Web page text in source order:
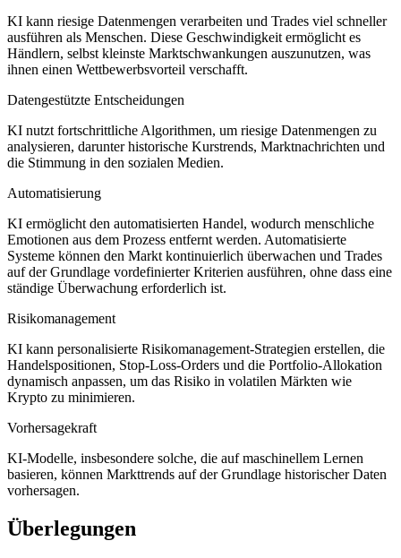
KI kann riesige Datenmengen verarbeiten und Trades viel schneller
ausführen als Menschen. Diese Geschwindigkeit ermöglicht es
Händlern, selbst kleinste Marktschwankungen auszunutzen, was
ihnen einen Wettbewerbsvorteil verschafft.
Datengestützte Entscheidungen
KI nutzt fortschrittliche Algorithmen, um riesige Datenmengen zu
analysieren, darunter historische Kurstrends, Marktnachrichten und
die Stimmung in den sozialen Medien.
Automatisierung
KI ermöglicht den automatisierten Handel, wodurch menschliche
Emotionen aus dem Prozess entfernt werden. Automatisierte
Systeme können den Markt kontinuierlich überwachen und Trades
auf der Grundlage vordefinierter Kriterien ausführen, ohne dass eine
ständige Überwachung erforderlich ist.
Risikomanagement
KI kann personalisierte Risikomanagement-Strategien erstellen, die
Handelspositionen, Stop-Loss-Orders und die Portfolio-Allokation
dynamisch anpassen, um das Risiko in volatilen Märkten wie
Krypto zu minimieren.
Vorhersagekraft
KI-Modelle, insbesondere solche, die auf maschinellem Lernen
basieren, können Markttrends auf der Grundlage historischer Daten
vorhersagen.
Überlegungen